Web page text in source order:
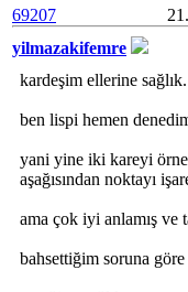
69207
yilmazakifemre
kardeşim ellerine
ben lispi hemen
yani yine iki kareyi
aşağısından noktayı
ama çok iyi anlamış ve
bahsettiğim soruna